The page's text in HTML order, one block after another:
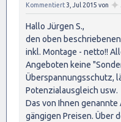
Kommentiert 3, Jul 2015 von ✦
Hallo Jürgen S.,
den oben
inkl. Montage - netto!!
Angeboten keine
Überspannungsschutz,
Potenzialausgleich usw.
Das von Ihnen
gängigen Preisen. Über